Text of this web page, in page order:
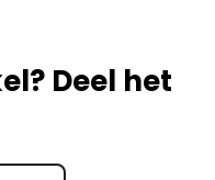
Deel het